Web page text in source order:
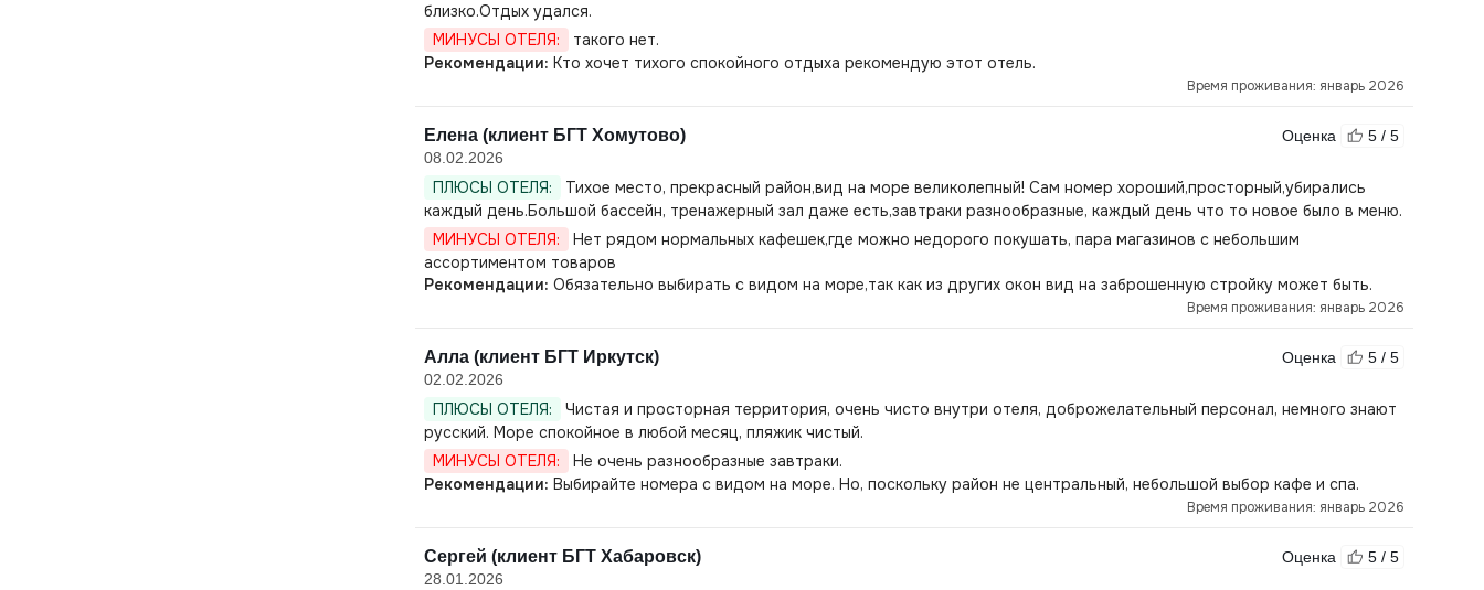
близко.Отдых удался.
МИНУСЫ ОТЕЛЯ:
такого нет.
Рекомендации: Кто хочет тихого спокойного отдыха рекомендую этот отель.
Время проживания: январь 2026
Елена (клиент БГТ Хомутово)
08.02.2026
Оценка 5 / 5
ПЛЮСЫ ОТЕЛЯ:
Тихое место, прекрасный район,вид на море великолепный! Сам номер хороший,просторный,убирались
каждый день.Большой бассейн, тренажерный зал даже есть,завтраки разнообразные, каждый день что то новое было в меню.
МИНУСЫ ОТЕЛЯ:
Нет рядом нормальных кафешек,где можно недорого покушать, пара магазинов с небольшим
ассортиментом товаров
Рекомендации: Обязательно выбирать с видом на море,так как из других окон вид на заброшенную стройку может быть.
Время проживания: январь 2026
Алла (клиент БГТ Иркутск)
02.02.2026
Оценка 5 / 5
ПЛЮСЫ ОТЕЛЯ:
Чистая и просторная территория, очень чисто внутри отеля, доброжелательный персонал, немного знают
русский. Море спокойное в любой месяц, пляжик чистый.
МИНУСЫ ОТЕЛЯ:
Не очень разнообразные завтраки.
Рекомендации: Выбирайте номера с видом на море. Но, поскольку район не центральный, небольшой выбор кафе и спа.
Время проживания: январь 2026
Сергей (клиент БГТ Хабаровск)
28.01.2026
Оценка 5 / 5